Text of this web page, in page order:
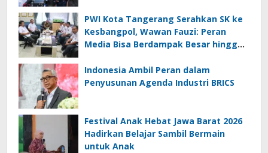
PWI Kota Tangerang Serahkan SK ke
Kesbangpol, Wawan Fauzi: Peran
Media Bisa Berdampak Besar hingga
Indonesia Ambil Peran dalam
Penyusunan Agenda Industri BRICS
Festival Anak Hebat Jawa Barat 2026
Hadirkan Belajar Sambil Bermain
untuk Anak